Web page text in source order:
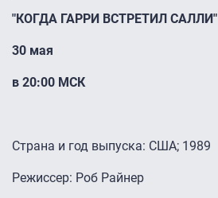
"КОГДА ГАРРИ ВСТРЕТИЛ САЛЛИ"
30 мая
в 20:00 МСК
Страна и год выпуска: США; 1989
Режиссер: Роб Райнер